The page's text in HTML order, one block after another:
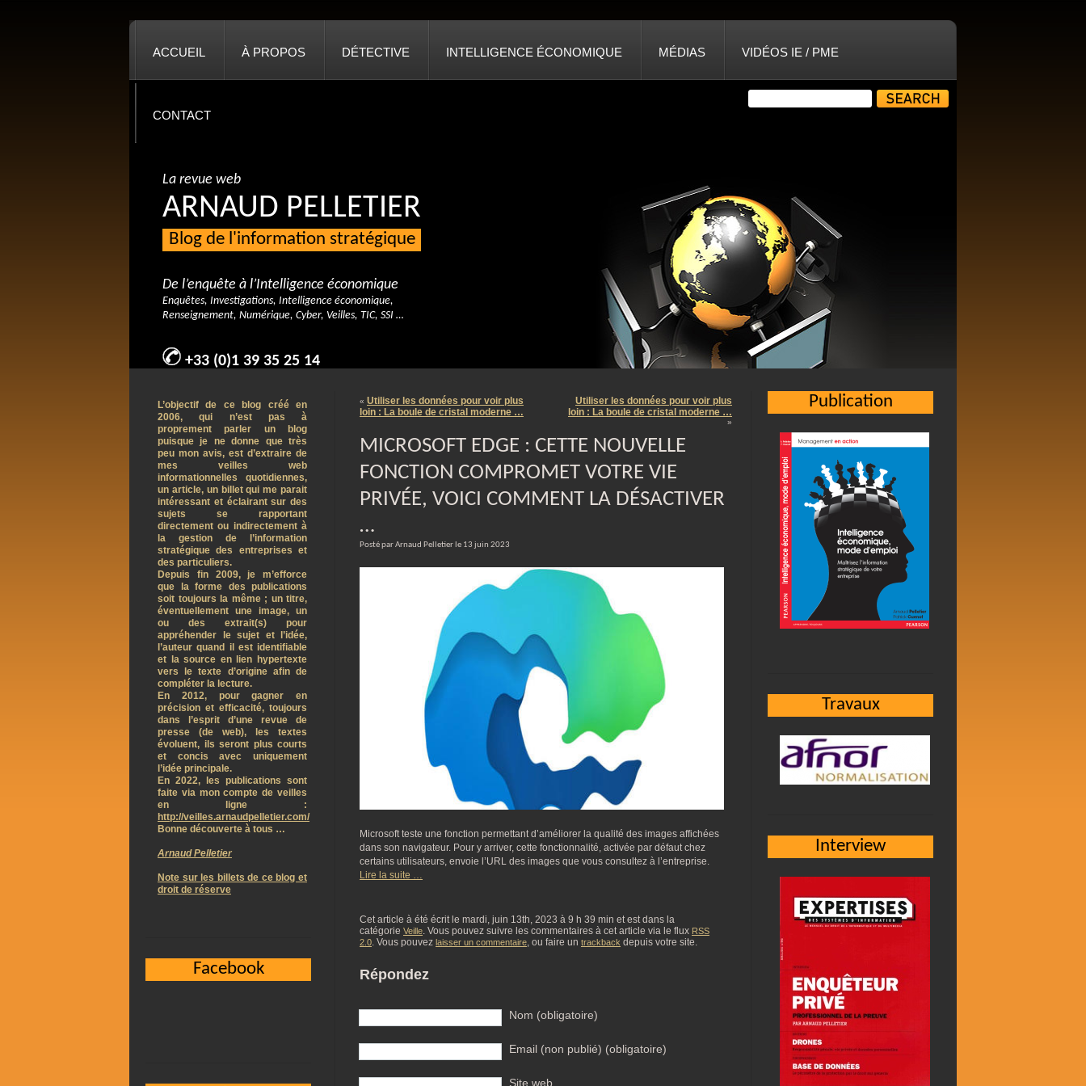
ACCUEIL À PROPOS DÉTECTIVE INTELLIGENCE ÉCONOMIQUE MÉDIAS VIDÉOS IE / PME
CONTACT
La revue web
ARNAUD PELLETIER
Blog de l'information stratégique
De l’enquête à l’Intelligence économique
Enquêtes, Investigations, Intelligence économique,
Renseignement, Numérique, Cyber, Veilles, TIC, SSI …
+33 (0)1 39 35 25 14
« Utiliser les données pour voir plus
loin : La boule de cristal moderne …
Utiliser les données pour voir plus
loin : La boule de cristal moderne …
»
MICROSOFT EDGE : CETTE NOUVELLE
FONCTION COMPROMET VOTRE VIE
PRIVÉE, VOICI COMMENT LA DÉSACTIVER
…
Posté par Arnaud Pelletier le 13 juin 2023
Microsoft teste une fonction permettant d’améliorer la qualité des images affichées
dans son navigateur. Pour y arriver, cette fonctionnalité, activée par défaut chez
certains utilisateurs, envoie l’URL des images que vous consultez à l’entreprise.
Lire la suite …
Cet article à été écrit le mardi, juin 13th, 2023 à 9 h 39 min et est dans la
catégorie Veille. Vous pouvez suivre les commentaires à cet article via le flux RSS
2.0. Vous pouvez laisser un commentaire, ou faire un trackback depuis votre site.
Répondez
Nom (obligatoire)
Email (non publié) (obligatoire)
Site web
Publication
Travaux
Interview
L’objectif de ce blog créé en
2006, qui n’est pas à
proprement parler un blog
puisque je ne donne que très
peu mon avis, est d’extraire de
mes veilles web
informationnelles quotidiennes,
un article, un billet qui me parait
intéressant et éclairant sur des
sujets se rapportant
directement ou indirectement à
la gestion de l’information
stratégique des entreprises et
des particuliers.
Depuis fin 2009, je m’efforce
que la forme des publications
soit toujours la même ; un titre,
éventuellement une image, un
ou des extrait(s) pour
appréhender le sujet et l’idée,
l’auteur quand il est identifiable
et la source en lien hypertexte
vers le texte d’origine afin de
compléter la lecture.
En 2012, pour gagner en
précision et efficacité, toujours
dans l’esprit d’une revue de
presse (de web), les textes
évoluent, ils seront plus courts
et concis avec uniquement
l’idée principale.
En 2022, les publications sont
faite via mon compte de veilles
en ligne :
http://veilles.arnaudpelletier.com/
Bonne découverte à tous …
Arnaud Pelletier
Note sur les billets de ce blog et
droit de réserve
Facebook